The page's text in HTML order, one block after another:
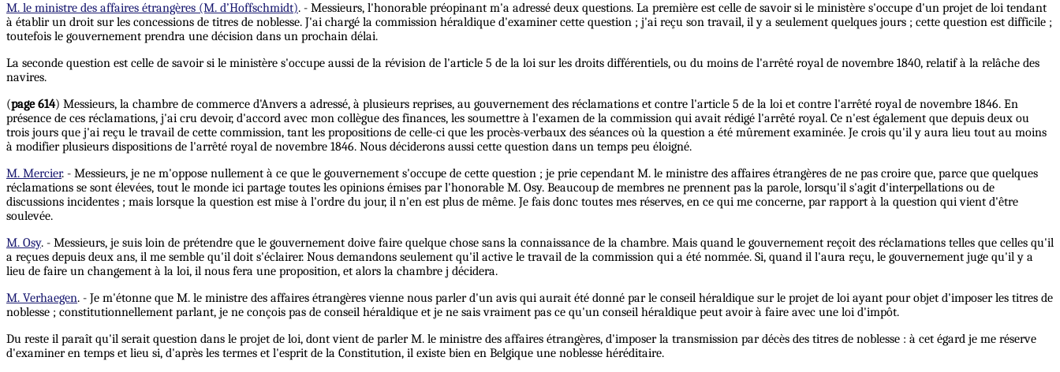
M. le ministre des affaires étrangères (M. d’Hoffschmidt). - Messieurs, l'honorable préopinant m'a adressé deux questions. La première est celle de savoir si le ministère s'occupe d'un projet de loi tendant
à établir un droit sur les concessions de titres de noblesse. J'ai chargé la commission héraldique d'examiner cette question ; j'ai reçu son travail, il y a seulement quelques jours ; cette question est difficile ;
toutefois le gouvernement prendra une décision dans un prochain délai.
La seconde question est celle de savoir si le ministère s'occupe aussi de la révision de l'article 5 de la loi sur les droits différentiels, ou du moins de l'arrêté royal de novembre 1840, relatif à la relâche des
navires.
(page 614) Messieurs, la chambre de commerce d'Anvers a adressé, à plusieurs reprises, au gouvernement des réclamations et contre l'article 5 de la loi et contre l'arrêté royal de novembre 1846. En
présence de ces réclamations, j'ai cru devoir, d'accord avec mon collègue des finances, les soumettre à l'examen de la commission qui avait rédigé l'arrêté royal. Ce n'est également que depuis deux ou
trois jours que j'ai reçu le travail de cette commission, tant les propositions de celle-ci que les procès-verbaux des séances où la question a été mûrement examinée. Je crois qu'il y aura lieu tout au moins
à modifier plusieurs dispositions de l'arrêté royal de novembre 1846. Nous déciderons aussi cette question dans un temps peu éloigné.
M. Mercier. - Messieurs, je ne m'oppose nullement à ce que le gouvernement s'occupe de cette question ; je prie cependant M. le ministre des affaires étrangères de ne pas croire que, parce que quelques
réclamations se sont élevées, tout le monde ici partage toutes les opinions émises par l'honorable M. Osy. Beaucoup de membres ne prennent pas la parole, lorsqu'il s'agit d'interpellations ou de
discussions incidentes ; mais lorsque la question est mise à l'ordre du jour, il n'en est plus de même. Je fais donc toutes mes réserves, en ce qui me concerne, par rapport à la question qui vient d'être
soulevée.
M. Osy. - Messieurs, je suis loin de prétendre que le gouvernement doive faire quelque chose sans la connaissance de la chambre. Mais quand le gouvernement reçoit des réclamations telles que celles qu'il
a reçues depuis deux ans, il me semble qu'il doit s'éclairer. Nous demandons seulement qu'il active le travail de la commission qui a été nommée. Si, quand il l'aura reçu, le gouvernement juge qu'il y a
lieu de faire un changement à la loi, il nous fera une proposition, et alors la chambre j décidera.
M. Verhaegen. - Je m'étonne que M. le ministre des affaires étrangères vienne nous parler d'un avis qui aurait été donné par le conseil héraldique sur le projet de loi ayant pour objet d'imposer les titres de
noblesse ; constitutionnellement parlant, je ne conçois pas de conseil héraldique et je ne sais vraiment pas ce qu'un conseil héraldique peut avoir à faire avec une loi d'impôt.
Du reste il paraît qu'il serait question dans le projet de loi, dont vient de parler M. le ministre des affaires étrangères, d'imposer la transmission par décès des titres de noblesse : à cet égard je me réserve
d'examiner en temps et lieu si, d'après les termes et l'esprit de la Constitution, il existe bien en Belgique une noblesse héréditaire.